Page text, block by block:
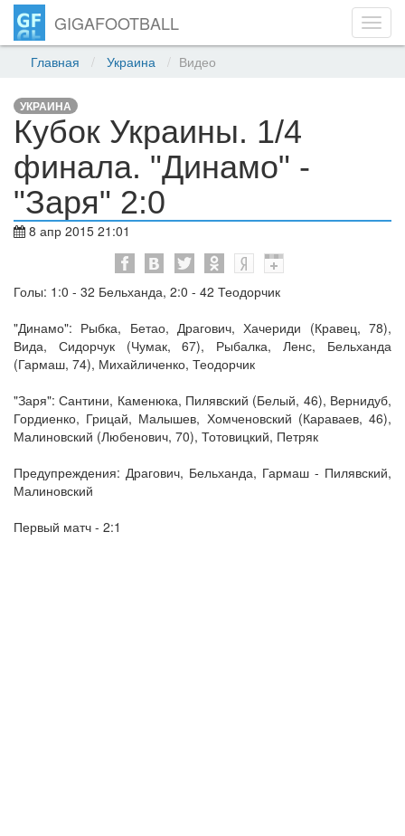
GIGAFOOTBALL
Главная Украина Видео
УКРАИНА
Кубок Украины. 1/4
финала. "Динамо" -
"Заря" 2:0
8 апр 2015 21:01
Голы: 1:0 - 32 Бельханда, 2:0 - 42 Теодорчик
"Динамо": Рыбка, Бетао, Драгович, Хачериди (Кравец, 78),
Вида, Сидорчук (Чумак, 67), Рыбалка, Ленс, Бельханда
(Гармаш, 74), Михайличенко, Теодорчик
"Заря": Сантини, Каменюка, Пилявский (Белый, 46), Вернидуб,
Гордиенко, Грицай, Малышев, Хомченовский (Караваев, 46),
Малиновский (Любенович, 70), Тотовицкий, Петряк
Предупреждения: Драгович, Бельханда, Гармаш - Пилявский,
Малиновский
Первый матч - 2:1